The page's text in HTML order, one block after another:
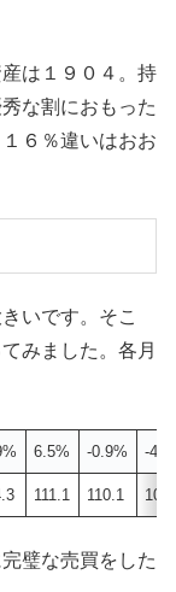
は１９０４。持
な割におもった
６％違いはおお
いです。そこ
みました。各月
6.5% -0.9% -
111.1 110.1
璧な売買をした